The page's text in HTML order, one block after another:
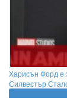
Харисън Форд е
Силвестър